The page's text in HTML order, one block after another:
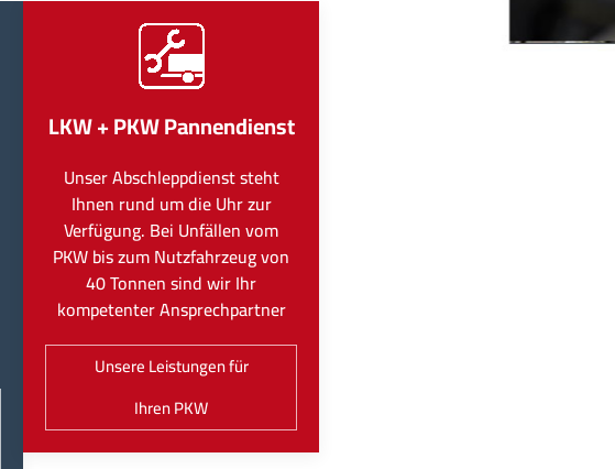
LKW + PKW Pannendienst
Unser Abschleppdienst steht
Ihnen rund um die Uhr zur
Verfügung. Bei Unfällen vom
PKW bis zum Nutzfahrzeug von
40 Tonnen sind wir Ihr
kompetenter Ansprechpartner
Unsere Leistungen für
Ihren PKW